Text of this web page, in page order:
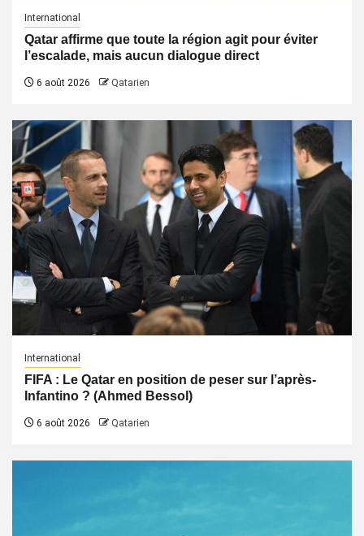
International
Qatar affirme que toute la région agit pour éviter
l’escalade, mais aucun dialogue direct
6 août 2026 Qatarien
International
FIFA : Le Qatar en position de peser sur l’après-
Infantino ? (Ahmed Bessol)
6 août 2026 Qatarien